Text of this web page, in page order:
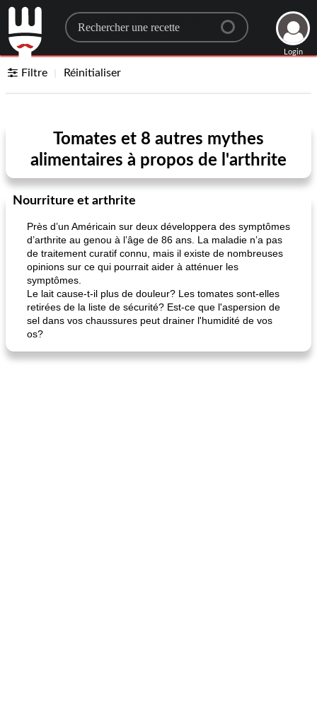
Search for a recipe
Login
Filtre Réinitialiser
Tomates et 8 autres mythes
alimentaires à propos de l'arthrite
Nourriture et arthrite
Près d’un Américain sur deux développera des symptômes
d’arthrite au genou à l’âge de 86 ans. La maladie n’a pas
de traitement curatif connu, mais il existe de nombreuses
opinions sur ce qui pourrait aider à atténuer les
symptômes.
Le lait cause-t-il plus de douleur? Les tomates sont-elles
retirées de la liste de sécurité? Est-ce que l'aspersion de
sel dans vos chaussures peut drainer l'humidité de vos
os?